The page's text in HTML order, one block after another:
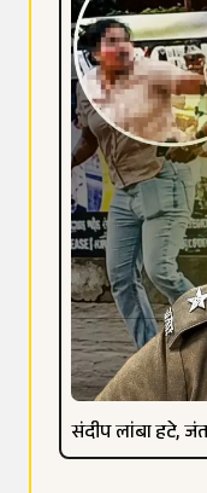
संदीप लांबा हटे,